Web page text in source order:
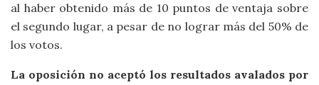
al haber obtenido más de 10 puntos de ventaja sobre
el segundo lugar, a pesar de no lograr más del 50% de
los votos.
La oposición no aceptó los resultados avalados por